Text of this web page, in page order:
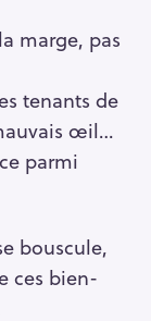
marge, pas
tenants de
œil…
parmi
bouscule,
ces bien-